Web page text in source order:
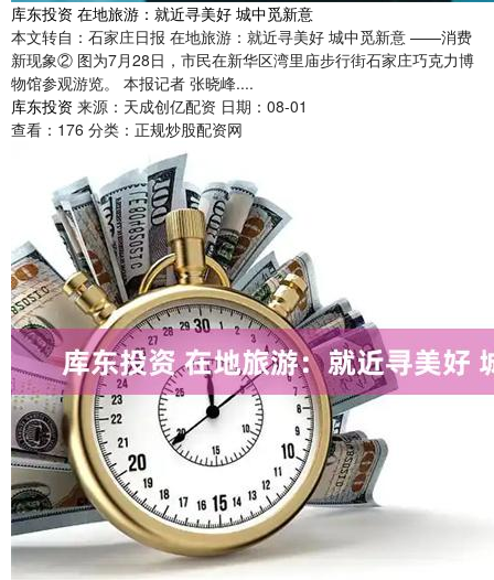
库东投资 在地旅游：就近寻美好 城中觅新意
本文转自：石家庄日报 在地旅游：就近寻美好 城中觅新意 ——消费
新现象② 图为7月28日，市民在新华区湾里庙步行街石家庄巧克力博
物馆参观游览。 本报记者 张晓峰....
库东投资 来源：天成创亿配资 日期：08-01
查看： 176 分类： 正规炒股配资网